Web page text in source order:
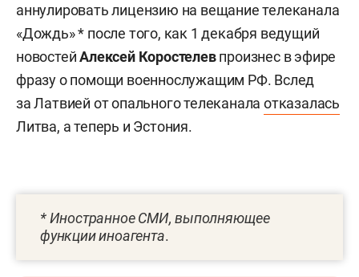
аннулировать лицензию на вещание телеканала
«Дождь» * после того, как 1 декабря ведущий
новостейАлексей Коростелевпроизнес в эфире
фразу о помощи военнослужащим РФ. Вслед
за Латвией от опального телеканала отказалась
Литва, а теперь и Эстония.
* Иностранное СМИ, выполняющее
функции иноагента.